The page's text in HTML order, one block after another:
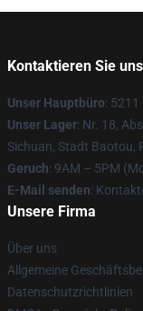
Kontaktieren Sie uns
Unser Hauptbüro: 5211
Unser Lager: Nr. 18,
Sichuan, Stadt Baotou,
Geruch: 9AM – 5PM
E-Mail senden:
Unsere Firma
Über uns
Allgemeine
Datenschutzrichtlinien